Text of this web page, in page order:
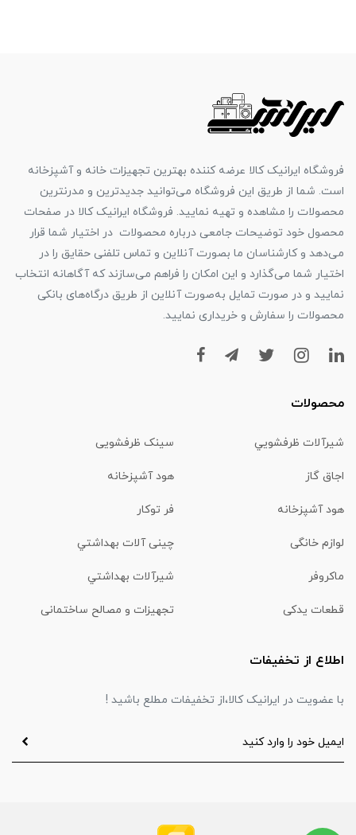
فروشگاه ایرانیک کالا عرضه کننده بهترین تجهیزات خانه و آشپزخانه
است. شما از طریق این فروشگاه می‌توانید جدیدترین و مدرنترین
محصولات را مشاهده و تهیه نمایید. فروشگاه ایرانیک کالا در صفحات
محصول خود توضیحات جامعی درباره محصولات در اختیار شما قرار
می‌دهد و کارشناسان ما بصورت آنلاین و تماس تلفنی حقایق را در
اختیار شما می‌گذارد و این امکان را فراهم می‌سازند که آگاهانه انتخاب
نمایید و در صورت تمایل به‌صورت آنلاین از طریق درگاه‌های بانکی
محصولات را سفارش و خریداری نمایید.
محصولات
شیرآلات ظرفشويي سینک ظرفشویی
اجاق گاز هود آشپزخانه
هود آشپزخانه فر توکار
لوازم خانگی چینی آلات بهداشتي
ماكروفر شیرآلات بهداشتي
قطعات یدکی تجهیزات و مصالح ساختمانی
اطلاع از تخفیفات
با عضویت در ایرانیک کالا،از تخفیفات مطلع باشید !